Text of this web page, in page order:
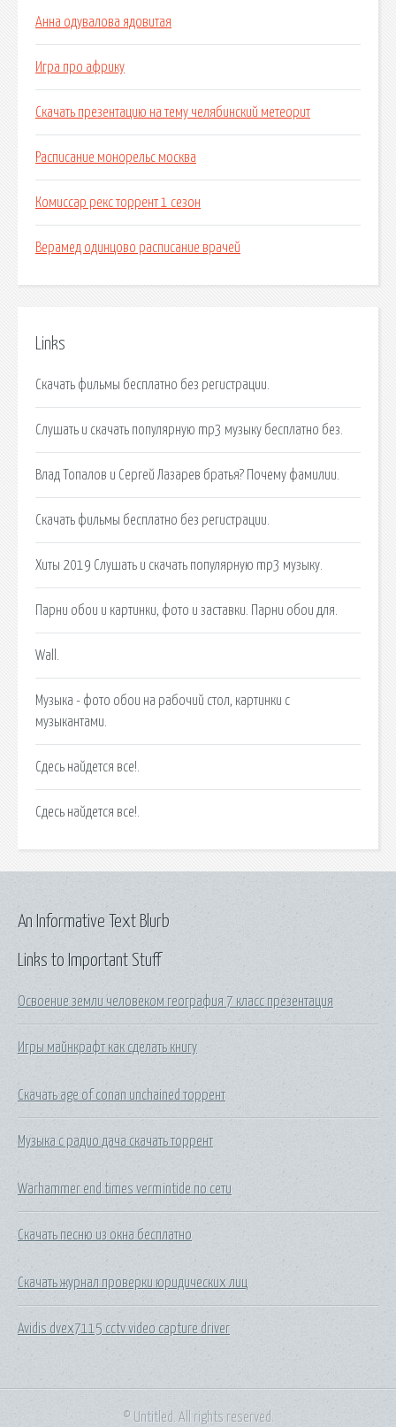
Анна одувалова ядовитая
Игра про африку
Скачать презентацию на тему челябинский метеорит
Расписание монорельс москва
Комиссар рекс торрент 1 сезон
Верамед одинцово расписание врачей
Links
Скачать фильмы бесплатно без регистрации.
Слушать и скачать популярную mp3 музыку бесплатно без.
Влад Топалов и Сергей Лазарев братья? Почему фамилии.
Скачать фильмы бесплатно без регистрации.
Хиты 2019 Слушать и скачать популярную mp3 музыку.
Парни обои и картинки, фото и заставки. Парни обои для.
Wall.
Музыка - фото обои на рабочий стол, картинки с
музыкантами.
Сдесь найдется все!.
Сдесь найдется все!.
Links to Important Stuff
Освоение земли человеком география 7 класс презентация
Игры майнкрафт как сделать книгу
Скачать age of conan unchained торрент
Музыка с радио дача скачать торрент
Warhammer end times vermintide по сети
Скачать песню из окна бесплатно
Скачать журнал проверки юридических лиц
Avidis dvex7115 cctv video capture driver
An Informative Text Blurb
© Untitled. All rights reserved.